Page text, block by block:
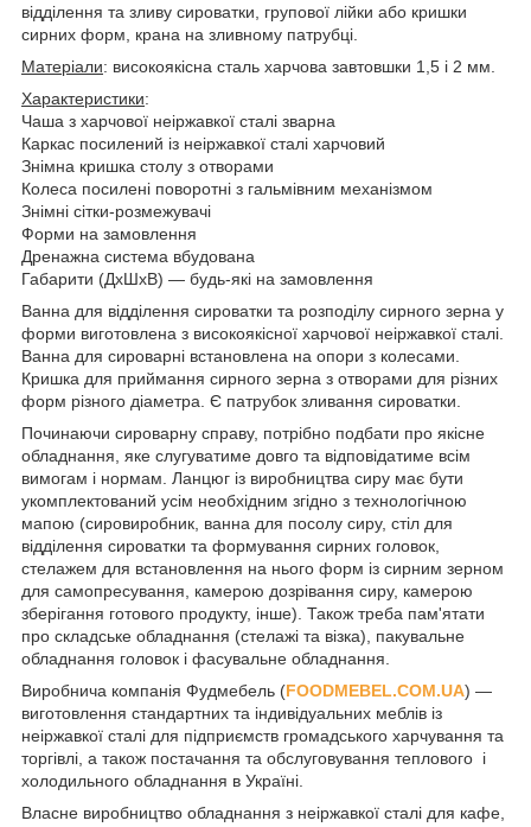
відділення та зливу сироватки, групової лійки або кришки
сирних форм, крана на зливному патрубці.
Матеріали: високоякісна сталь харчова завтовшки 1,5 і 2 мм.
Характеристики:
Чаша з харчової неіржавкої сталі зварна
Каркас посилений із неіржавкої сталі харчовий
Знімна кришка столу з отворами
Колеса посилені поворотні з гальмівним механізмом
Знімні сітки-розмежувачі
Форми на замовлення
Дренажна система вбудована
Габарити (ДхШхВ) — будь-які на замовлення
Ванна для відділення сироватки та розподілу сирного зерна у
форми виготовлена з високоякісної харчової неіржавкої сталі.
Ванна для сироварні встановлена на опори з колесами.
Кришка для приймання сирного зерна з отворами для різних
форм різного діаметра. Є патрубок зливання сироватки.
Починаючи сироварну справу, потрібно подбати про якісне
обладнання, яке слугуватиме довго та відповідатиме всім
вимогам і нормам. Ланцюг із виробництва сиру має бути
укомплектований усім необхідним згідно з технологічною
мапою (сировиробник, ванна для посолу сиру, стіл для
відділення сироватки та формування сирних головок,
стелажем для встановлення на нього форм із сирним зерном
для самопресування, камерою дозрівання сиру, камерою
зберігання готового продукту, інше). Також треба пам'ятати
про складське обладнання (стелажі та візка), пакувальне
обладнання головок і фасувальне обладнання.
Виробнича компанія Фудмебель (FOODMEBEL.СOM.UA) —
виготовлення стандартних та індивідуальних меблів із
неіржавкої сталі для підприємств громадського харчування та
торгівлі, а також постачання та обслуговування теплового і
холодильного обладнання в Україні.
Власне виробництво обладнання з неіржавкої сталі для кафе,